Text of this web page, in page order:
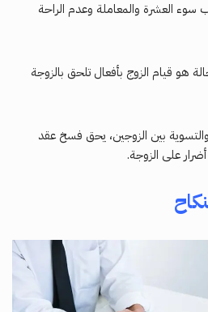
سوء العشرة والمعاملة وعدم الراحة
هو قيام الزوج بأفعال تلحق بالزوجة
بين الزوجين، يحق فسخ عقد
على الزوجة.